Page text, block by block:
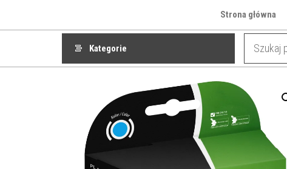
Strona główna
Kategorie